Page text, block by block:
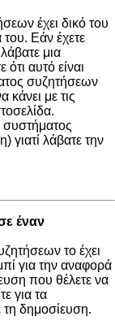
έχει δικό του
Εάν έχετε
μια
αυτό είναι
συζητήσεων
κάνει με τις
συστήματος
γιατί λάβατε την
έναν
το έχει
για την αναφορά
που θέλετε να
για τα
τη δημοσίευση.